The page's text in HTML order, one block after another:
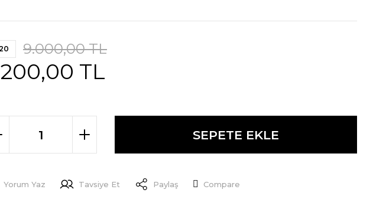
9.000,00 TL
TL
SEPETE EKLE
Yorum Yaz Tavsiye Et Paylaş Compare